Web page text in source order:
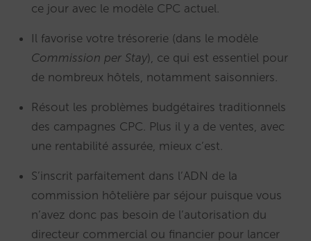
ce jour avec le modèle CPC actuel.
Il favorise votre trésorerie (dans le modèle
Commission per Stay), ce qui est essentiel pour
de nombreux hôtels, notamment saisonniers.
Résout les problèmes budgétaires traditionnels
des campagnes CPC. Plus il y a de ventes, avec
une rentabilité assurée, mieux c’est.
S’inscrit parfaitement dans l’ADN de la
commission hôtelière par séjour puisque vous
n’avez donc pas besoin de l’autorisation du
directeur commercial ou financier pour lancer